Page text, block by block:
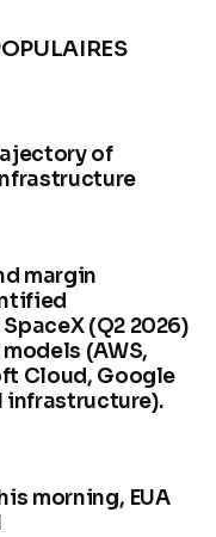
of
margin
(Q2 2026)
(AWS,
Cloud, Google
infrastructure).
morning, EUA